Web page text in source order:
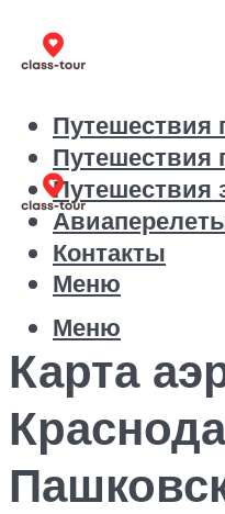
Путешествия
Путешествия
Путешествия
Контакты
Меню
Меню
Карта